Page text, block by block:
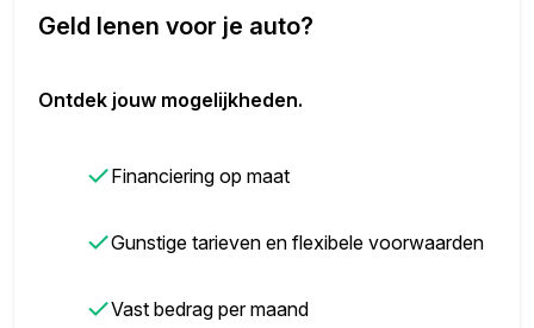
Geld lenen voor je auto?
Ontdek jouw mogelijkheden.
✓Financiering op maat
✓Gunstige tarieven en flexibele voorwaarden
✓Vast bedrag per maand